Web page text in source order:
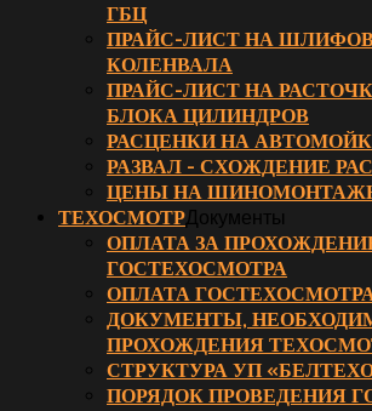
ГБЦ
ПРАЙС-ЛИСТ НА
КОЛЕНВАЛА
ПРАЙС-ЛИСТ НА
БЛОКА ЦИЛИНДРОВ
РАСЦЕНКИ НА
РАЗВАЛ - СХОЖДЕНИЕ
ЦЕНЫ НА
ТЕХОСМОТРДокументы
ОПЛАТА ЗА
ГОСТЕХОСМОТРА
ОПЛАТА
ДОКУМЕНТЫ,
ПРОХОЖДЕНИЯ
СТРУКТУРА УП
ПОРЯДОК ПРОВЕДЕНИЯ